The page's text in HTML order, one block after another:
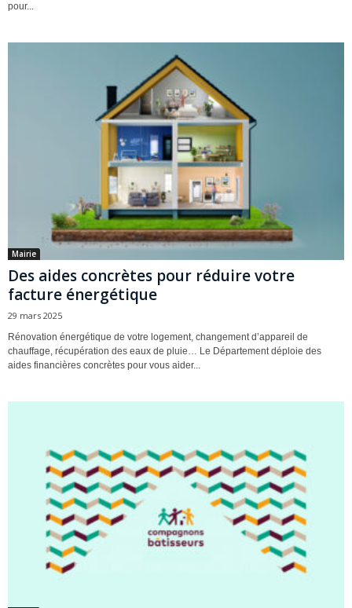
pour...
Mairie
Des aides concrètes pour réduire votre
facture énergétique
29 mars 2025
Rénovation énergétique de votre logement, changement d’appareil de
chauffage, récupération des eaux de pluie… Le Département déploie des
aides financières concrètes pour vous aider...